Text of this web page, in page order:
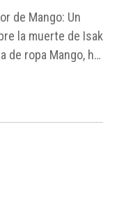
de Mango: Un
la muerte de Isak
de ropa Mango, ha
el hijo de la